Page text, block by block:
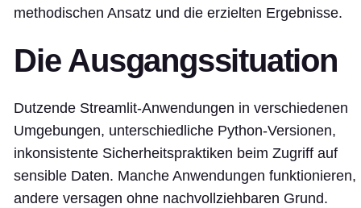
methodischen Ansatz und die erzielten Ergebnisse.
Die Ausgangssituation
Dutzende Streamlit-Anwendungen in verschiedenen
Umgebungen, unterschiedliche Python-Versionen,
inkonsistente Sicherheitspraktiken beim Zugriff auf
sensible Daten. Manche Anwendungen funktionieren,
andere versagen ohne nachvollziehbaren Grund.